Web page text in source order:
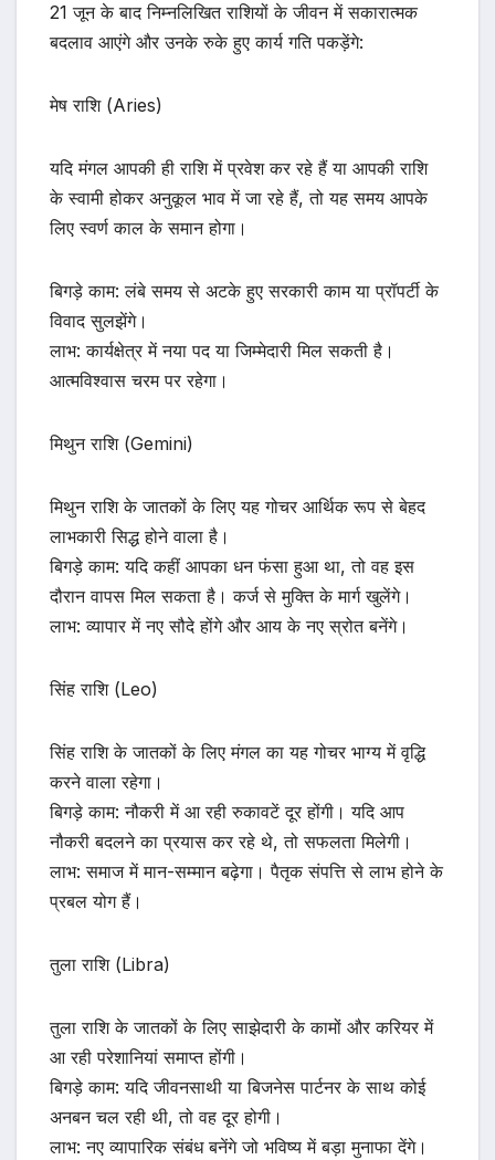
21 जून के बाद निम्नलिखित राशियों के जीवन में सकारात्मक
बदलाव आएंगे और उनके रुके हुए कार्य गति पकड़ेंगे:
मेष राशि (Aries)
यदि मंगल आपकी ही राशि में प्रवेश कर रहे हैं या आपकी राशि
के स्वामी होकर अनुकूल भाव में जा रहे हैं, तो यह समय आपके
लिए स्वर्ण काल के समान होगा।
बिगड़े काम: लंबे समय से अटके हुए सरकारी काम या प्रॉपर्टी के
विवाद सुलझेंगे।
लाभ: कार्यक्षेत्र में नया पद या जिम्मेदारी मिल सकती है।
आत्मविश्वास चरम पर रहेगा।
मिथुन राशि (Gemini)
मिथुन राशि के जातकों के लिए यह गोचर आर्थिक रूप से बेहद
लाभकारी सिद्ध होने वाला है।
बिगड़े काम: यदि कहीं आपका धन फंसा हुआ था, तो वह इस
दौरान वापस मिल सकता है। कर्ज से मुक्ति के मार्ग खुलेंगे।
लाभ: व्यापार में नए सौदे होंगे और आय के नए स्रोत बनेंगे।
सिंह राशि (Leo)
सिंह राशि के जातकों के लिए मंगल का यह गोचर भाग्य में वृद्धि
करने वाला रहेगा।
बिगड़े काम: नौकरी में आ रही रुकावटें दूर होंगी। यदि आप
नौकरी बदलने का प्रयास कर रहे थे, तो सफलता मिलेगी।
लाभ: समाज में मान-सम्मान बढ़ेगा। पैतृक संपत्ति से लाभ होने के
प्रबल योग हैं।
तुला राशि (Libra)
तुला राशि के जातकों के लिए साझेदारी के कामों और करियर में
आ रही परेशानियां समाप्त होंगी।
बिगड़े काम: यदि जीवनसाथी या बिजनेस पार्टनर के साथ कोई
अनबन चल रही थी, तो वह दूर होगी।
लाभ: नए व्यापारिक संबंध बनेंगे जो भविष्य में बड़ा मुनाफा देंगे।